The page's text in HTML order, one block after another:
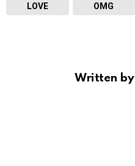
LOVE OMG
Written by